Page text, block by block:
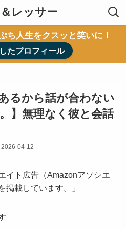
レッサー
ち人生をクスッと笑いに！
たプロフィール
るから話が合わない
】無理なく彼と会話
2026-04-12
イト広告（Amazonアソシエ
掲載しています。」